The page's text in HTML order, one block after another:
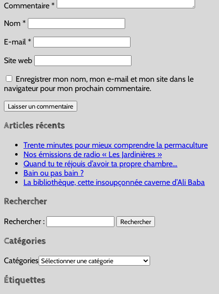
Commentaire *
Nom *
E-mail *
Site web
Enregistrer mon nom, mon e-mail et mon site dans le
navigateur pour mon prochain commentaire.
Articles récents
Trente minutes pour mieux comprendre la permaculture
Nos émissions de radio « Les Jardinières »
Quand tu te réjouis d’avoir ta propre chambre…
Bain ou pas bain ?
La bibliothèque, cette insoupçonnée caverne d’Ali Baba
Rechercher
Rechercher :
Catégories
Catégories
Étiquettes